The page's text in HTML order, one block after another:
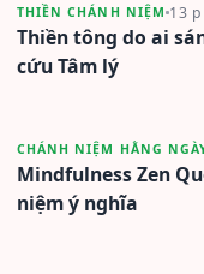
THIỀN CHÁNH NIỆM 13
Thiền tông do ai
cứu Tâm lý
CHÁNH NIỆM HẰNG
Mindfulness Zen
niệm ý nghĩa